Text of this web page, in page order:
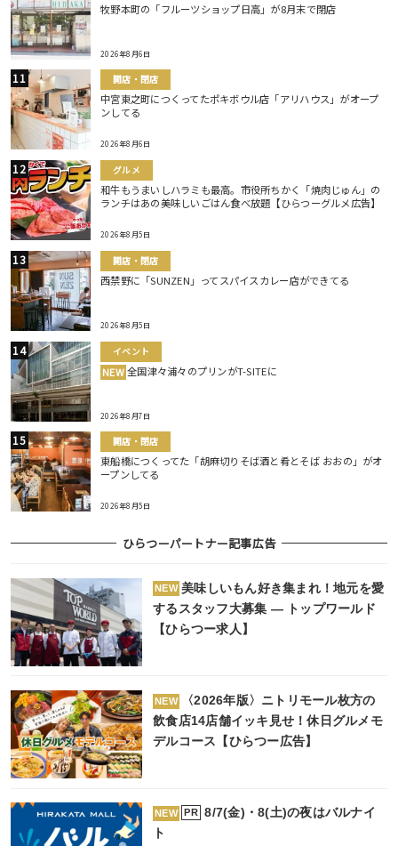
牧野本町の「フルーツショップ日高」が8月末で閉店
2026年8月6日
開店・閉店
中宮東之町につくってたポキボウル店「アリハウス」がオープ
ンしてる
2026年8月6日
グルメ
和牛もうまいしハラミも最高。市役所ちかく「焼肉じゅん」の
ランチはあの美味しいごはん食べ放題【ひらつーグルメ広告】
2026年8月5日
開店・閉店
西禁野に「SUNZEN」ってスパイスカレー店ができてる
2026年8月5日
イベント
NEW 全国津々浦々のプリンがT-SITEに
2026年8月7日
開店・閉店
東船橋につくってた「胡麻切りそば酒と肴とそば おおの」がオ
ープンしてる
2026年8月5日
ひらつーパートナー記事広告
NEW 美味しいもん好き集まれ！地元を愛
するスタッフ大募集 ― トップワールド
【ひらつー求人】
NEW
〈2026年版〉ニトリモール枚方の
飲食店14店舗イッキ見せ！休日グルメモ
デルコース【ひらつー広告】
NEW PR
8/7(金)・8(土)の夜はバルナイ
ト